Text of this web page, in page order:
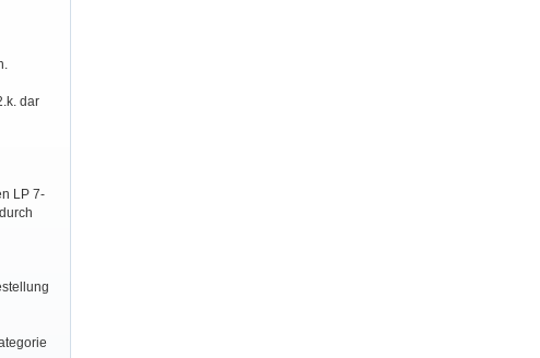
dar
LP 7-